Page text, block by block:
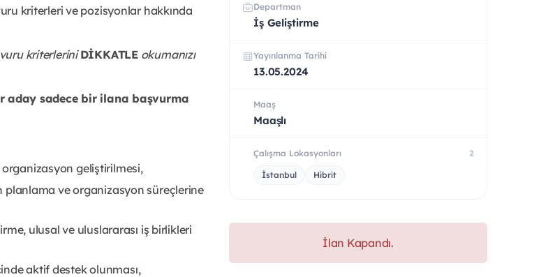
kriterleri ve pozisyonlar hakkında
kriterleriniDİKKATLE okumanızı
aday sadece bir ilana başvurma
geliştirilmesi,
planlama ve organizasyon süreçlerine
ulusal ve uluslararası iş birlikleri
aktif destek olunması,
Departman
İş Geliştirme
Yayınlanma Tarihi
13.05.2024
Maaş
Maaşlı
Çalışma Lokasyonları 2
İstanbul Hibrit
İlan Kapandı.